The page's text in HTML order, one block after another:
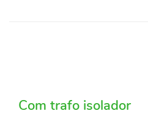
Com trafo isolador